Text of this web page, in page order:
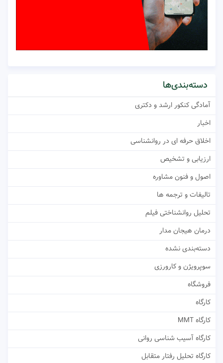
دسته‌بندی‌ها
آمادگی کنکور ارشد و دکتری
اخبار
اخلاق حرفه ای در روانشناسی
ارزیابی و تشخیص
اصول و فنون مشاوره
تالیفات و ترجمه ها
تحلیل روانشناختی فیلم
درمان هیجان مدار
دسته‌بندی نشده
سوپرویژن و کارورزی
فروشگاه
کارگاه
کارگاه MMT
کارگاه آسیب شناسی روانی
کارگاه تحلیل رفتار متقابل